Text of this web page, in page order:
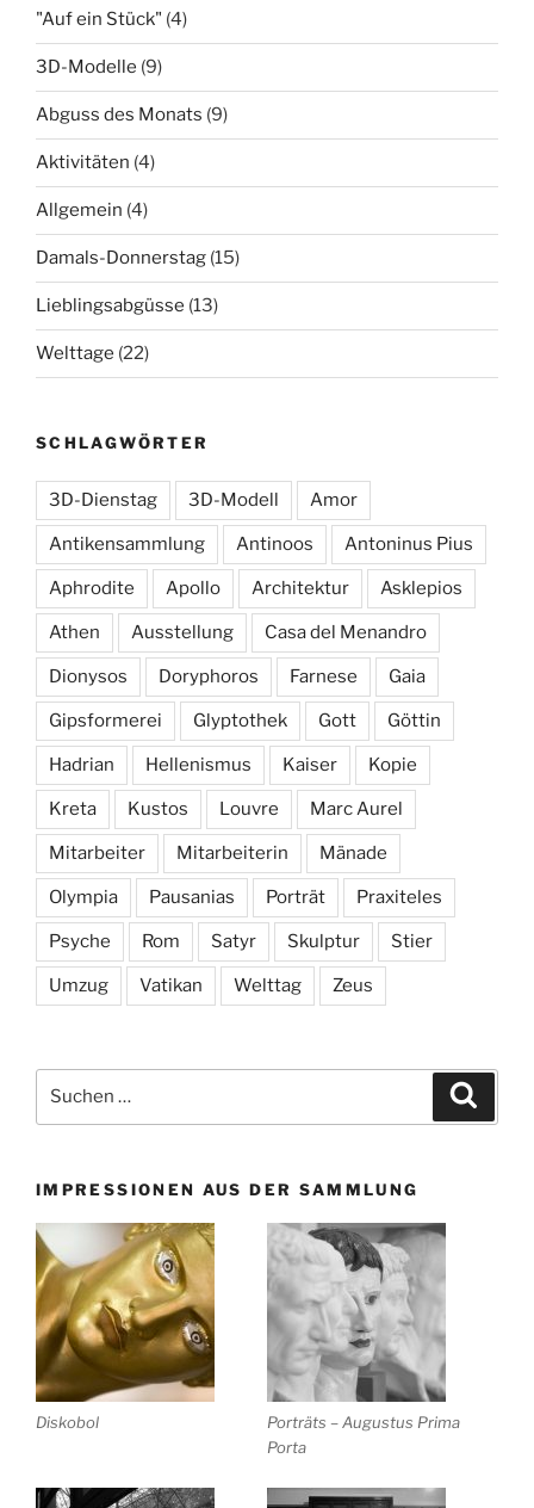
"Auf ein Stück" (4)
3D-Modelle (9)
Abguss des Monats (9)
Aktivitäten (4)
Allgemein (4)
Damals-Donnerstag (15)
Lieblingsabgüsse (13)
Welttage (22)
SCHLAGWÖRTER
3D-Dienstag 3D-Modell Amor
Antikensammlung Antinoos Antoninus Pius
Aphrodite Apollo Architektur Asklepios
Athen Ausstellung Casa del Menandro
Dionysos Doryphoros Farnese Gaia
Gipsformerei Glyptothek Gott Göttin
Hadrian Hellenismus Kaiser Kopie
Kreta Kustos Louvre Marc Aurel
Mitarbeiter Mitarbeiterin Mänade
Olympia Pausanias Porträt Praxiteles
Psyche Rom Satyr Skulptur Stier
Umzug Vatikan Welttag Zeus
nach:
IMPRESSIONEN AUS DER SAMMLUNG
Diskobol
Porträts – Augustus Prima
Porta